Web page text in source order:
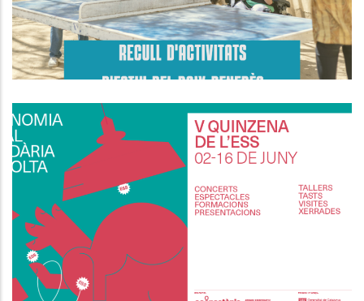
Quinzena De L’Economia Social I
Solidària A La Vegueria Penedès
P. econòmica